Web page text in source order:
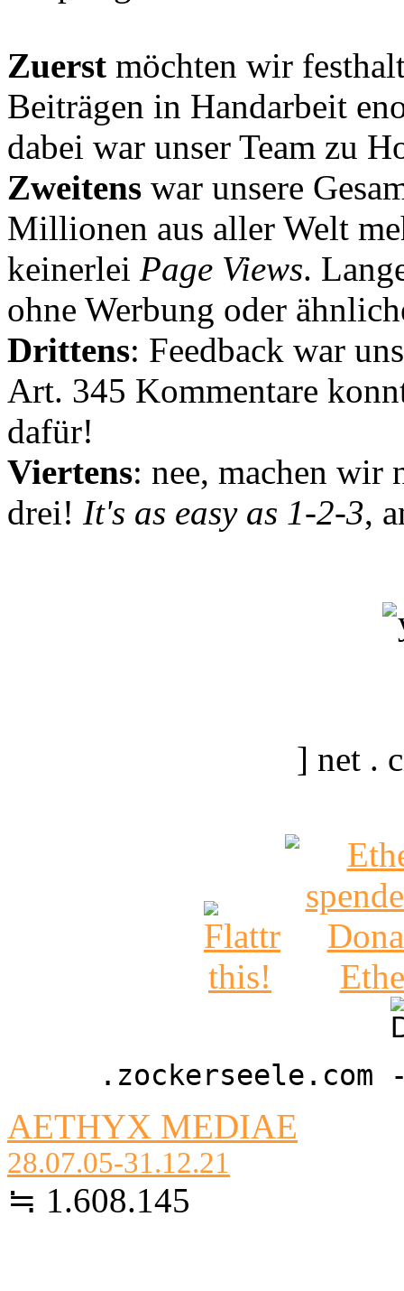
Zuerst möchten wir
Beiträgen in Handarbeit
dabei war unser Team zu
Zweitens war unsere
Millionen aus aller Welt
keinerlei Page Views.
ohne Werbung oder
Drittens: Feedback war
Art. 345 Kommentare
dafür!
Viertens: nee, machen wir
drei! It's as easy as 1-2-3,
] net .
AETHYX MEDIAE
28.07.05-31.12.21
≒ 1.608.145